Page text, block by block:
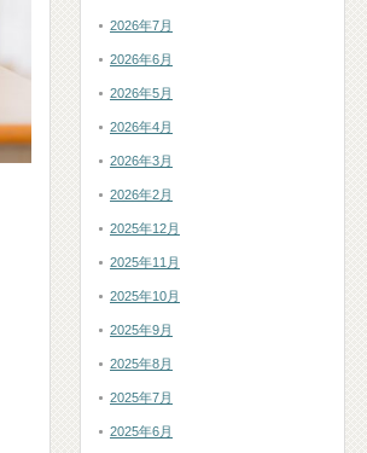
2026年7月
2026年6月
2026年5月
2026年4月
2026年3月
2026年2月
2025年12月
2025年11月
2025年10月
2025年9月
2025年8月
2025年7月
2025年6月